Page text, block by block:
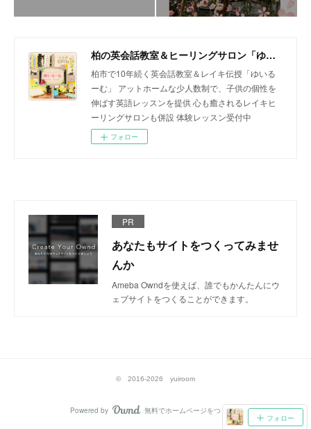
柏の英会話教室＆ヒーリングサロン「ゆいるーむ」
柏市で10年続く英会話教室＆レイキ伝授「ゆいる
ーむ」 アットホームな少人数制で、子供の個性を
伸ばす英語レッスンを提供 心も癒されるレイキヒ
ーリングサロンも併設 体験レッスン受付中
フォロー
PR
あなたもサイトをつくってみませ
んか
Ameba Owndを使えば、誰でもかんたんにウ
ェブサイトをつくることができます。
フォロー
© 2016-2026 yuiroom
Powered by AmebaOwnd
無料でホームページをつくろう